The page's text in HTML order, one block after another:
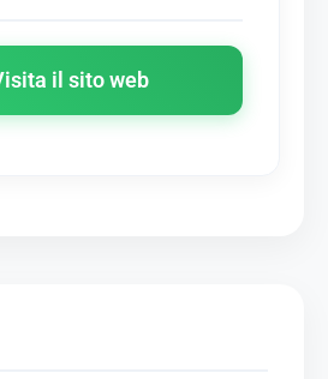
il sito web